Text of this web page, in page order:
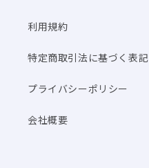
利用規約
特定商取引法に基づく表記
プライバシーポリシー
会社概要